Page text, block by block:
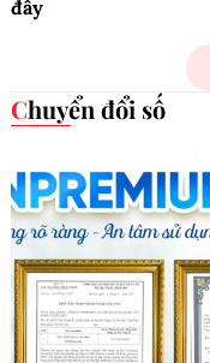
đây
Chuyển đổi số